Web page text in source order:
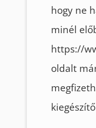
hogy ne
minél
https://
oldalt